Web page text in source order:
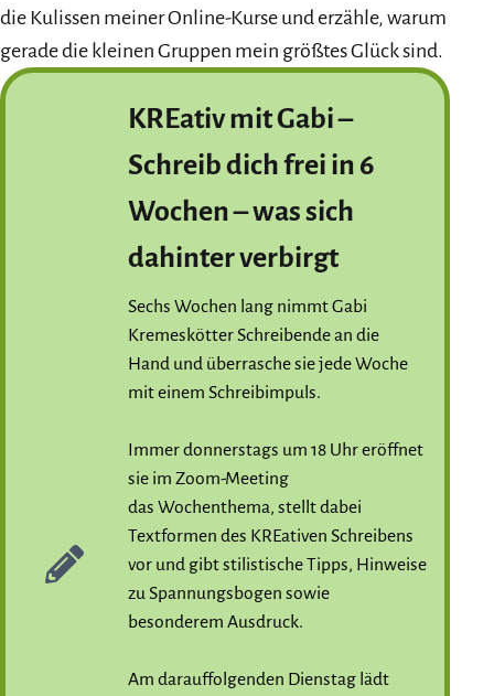
die Kulissen meiner Online-Kurse und erzähle, warum
gerade die kleinen Gruppen mein größtes Glück sind.
KREativ mit Gabi –
Schreib dich frei in 6
Wochen – was sich
dahinter verbirgt
Sechs Wochen lang nimmt Gabi
Kremeskötter Schreibende an die
Hand und überrasche sie jede Woche
mit einem Schreibimpuls.
Immer donnerstags um 18 Uhr eröffnet
sie im Zoom-Meeting
das Wochenthema, stellt dabei
Textformen des KREativen Schreibens
vor und gibt stilistische Tipps, Hinweise
zu Spannungsbogen sowie
besonderem Ausdruck.
Am darauffolgenden Dienstag lädt